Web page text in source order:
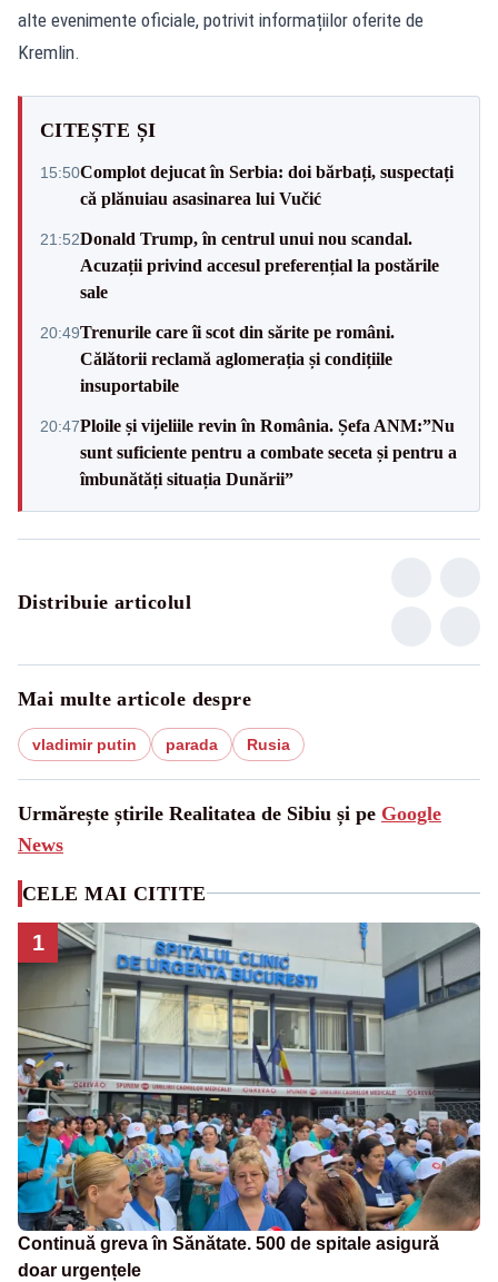
alte evenimente oficiale, potrivit informațiilor oferite de
Kremlin.
CITEȘTE ȘI
15:50Complot dejucat în Serbia: doi bărbați, suspectați
că plănuiau asasinarea lui Vučić
21:52Donald Trump, în centrul unui nou scandal.
Acuzații privind accesul preferențial la postările
sale
20:49Trenurile care îi scot din sărite pe români.
Călătorii reclamă aglomerația și condițiile
insuportabile
20:47Ploile și vijeliile revin în România. Șefa ANM:”Nu
sunt suficiente pentru a combate seceta și pentru a
îmbunătăți situația Dunării”
Distribuie articolul
Mai multe articole despre
vladimir putin parada Rusia
Urmărește știrile Realitatea de Sibiu și pe Google
News
CELE MAI CITITE
1
Continuă greva în Sănătate. 500 de spitale asigură
doar urgențele